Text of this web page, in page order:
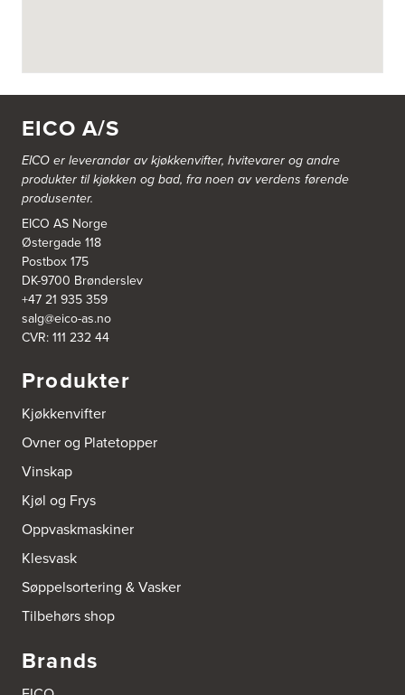
Aurland Elektriske AS
Odden 10 A
Tel.:57-633463
Bekkestua kjøkkenstudio as
Gamle Ringeriksvei 32
1357 Bekkestua
Tel.:99228877
Bergen Kjøkkensenter A/S
Hellevegen 228
5039 Bergen
Tel.:55-395060
Nesjane 7, Vikeså
Tel.:51-454050
Bjerks Trevarefabrikk AS
Torkel Haabeths Vei 47
4325 Sandnes
Tel.:51609590
Nordahl Griegsgt 8
8624 Mo I Rana
Tel.:+47 751 53 000
Blå Bolig AS
EICO A/S
EICO er leverandør av kjøkkenvifter, hvitevarer og andre
produkter til kjøkken og bad, fra noen av verdens førende
produsenter.
EICO AS Norge
Østergade 118
Postbox 175
DK-9700 Brønderslev
+47 21 935 359
salg@eico-as.no
CVR: 111 232 44
Produkter
Kjøkkenvifter
Ovner og Platetopper
Vinskap
Kjøl og Frys
Oppvaskmaskiner
Klesvask
Søppelsortering & Vasker
Tilbehørs shop
Brands